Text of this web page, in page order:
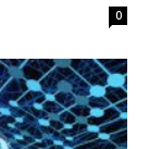
0